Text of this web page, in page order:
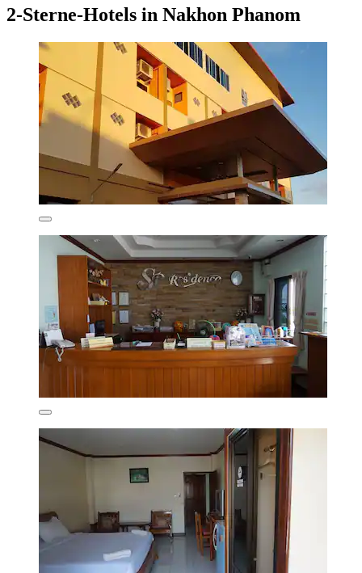
2-Sterne-Hotels in Nakhon Phanom